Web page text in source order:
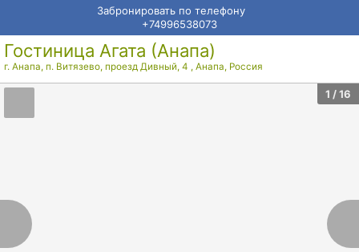
Забронировать по телефону
+74996538073
Гостиница Агата (Анапа)
г. Анапа, п. Витязево, проезд Дивный, 4 , Анапа, Россия
1 / 16